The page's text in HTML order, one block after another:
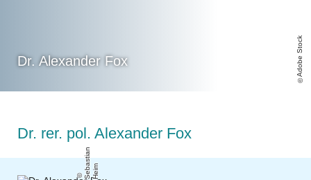
Dr. Alexander Fox Adobe Stock
Dr. rer. pol. Alexander Fox
S
e
ba
s
ti
a
n
H
eim